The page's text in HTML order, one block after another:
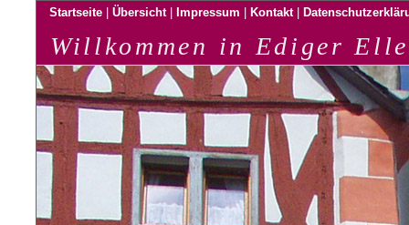
Startseite Übersicht Impressum Kontakt
Willkommen in Ediger